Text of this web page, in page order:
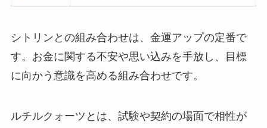
シトリンとの組み合わせは、金運アップの定番で
す。お金に関する不安や思い込みを手放し、目標
に向かう意識を高める組み合わせです。
ルチルクォーツとは、試験や契約の場面で相性が